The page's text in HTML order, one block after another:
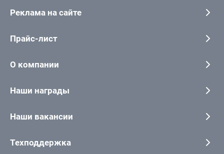
Реклама на сайте
Прайс-лист
О компании
Наши награды
Наши вакансии
Техподдержка